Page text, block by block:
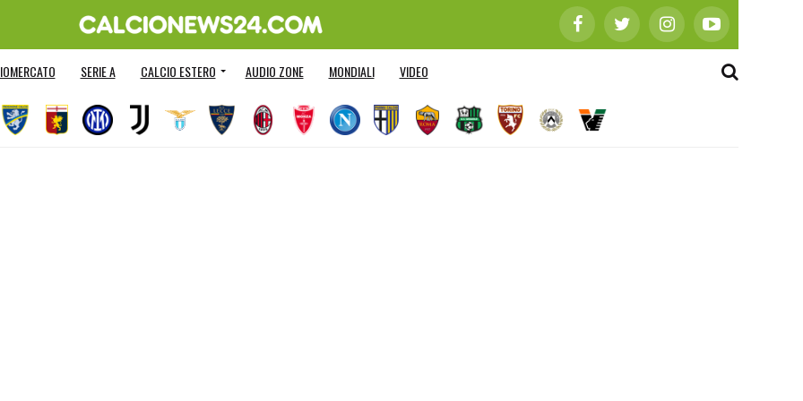
SERIE A CALCIO ESTERO AUDIO ZONE MONDIALI VIDEO